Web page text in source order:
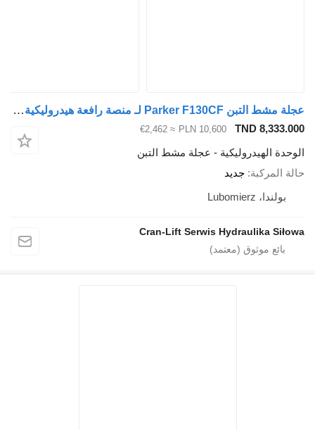
عجلة مشط التبن Parker F130CF لـ منصة رافعة هيدروليكية Penz
PLN 10,600
≈ €2,462
- عجلة مشط التبن
جديد
Cran-Lift Serwis